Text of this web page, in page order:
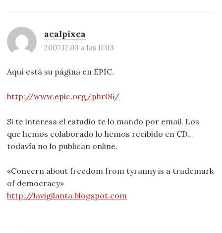
acalpixca
2007.12.03 a las 11:03
Aquí está su página en EPIC.
http://www.epic.org/phr06/
Si te interesa el estudio te lo mando por email. Los
que hemos colaborado lo hemos recibido en CD…
todavía no lo publican online.
«Concern about freedom from tyranny is a trademark
of democracy»
http://lavigilanta.blogspot.com